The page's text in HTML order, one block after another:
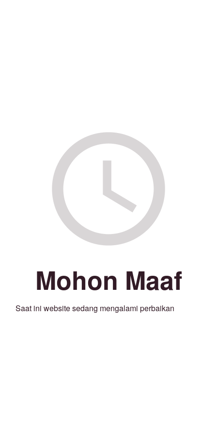
Mohon Maaf
Saat ini website sedang mengalami perbaikan